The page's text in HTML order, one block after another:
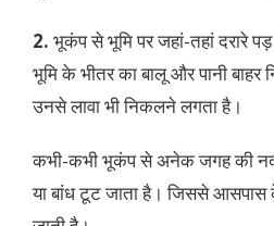
2. भूकंप से भूमि पर जहां-तहां दरारे
भूमि के भीतर का बालू और पानी
उनसे लावा भी निकलने लगता है।
कभी-कभी भूकंप से अनेक जगह की
या बांध टूट जाता है। जिससे